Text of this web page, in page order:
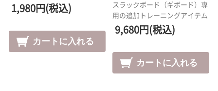
1,980円(税込)
スラックボード（ギボード）専
用の追加トレーニングアイテム
9,680円(税込)